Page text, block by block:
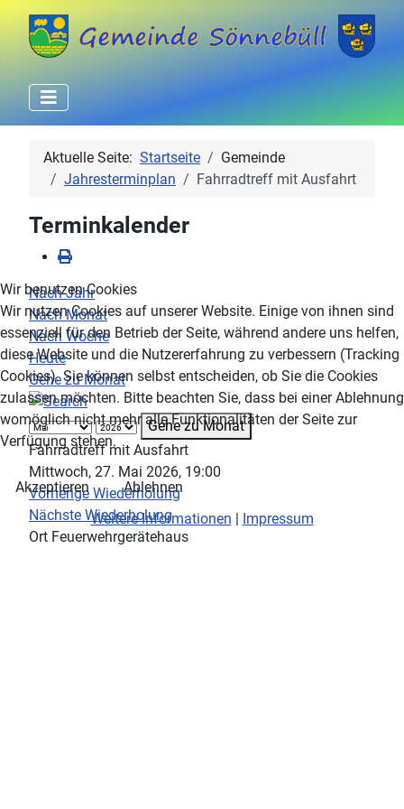
Aktuelle Seite: Startseite
Gemeinde
Jahresterminplan
Fahrradtreff mit Ausfahrt
Terminkalender
Nach Jahr
Nach Monat
Nach Woche
Heute
Gehe zu Monat
Gehe zu Monat
Fahrradtreff mit Ausfahrt
Mittwoch, 27. Mai 2026, 19:00
Vorherige Wiederholung
Nächste Wiederholung
Ort Feuerwehrgerätehaus
Wir benutzen Cookies
Wir nutzen Cookies auf unserer Website. Einige von ihnen sind
essenziell für den Betrieb der Seite, während andere uns helfen,
diese Website und die Nutzererfahrung zu verbessern (Tracking
Cookies). Sie können selbst entscheiden, ob Sie die Cookies
zulassen möchten. Bitte beachten Sie, dass bei einer Ablehnung
womöglich nicht mehr alle Funktionalitäten der Seite zur
Verfügung stehen.
Akzeptieren
Ablehnen
Weitere Informationen | Impressum